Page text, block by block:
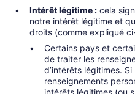
Intérêt légitime : cela
notre intérêt légitime et
droits (comme expliqué
Certains pays et
de traiter les
d’intérêts légitimes.
renseignements
intérêts légitimes (ou